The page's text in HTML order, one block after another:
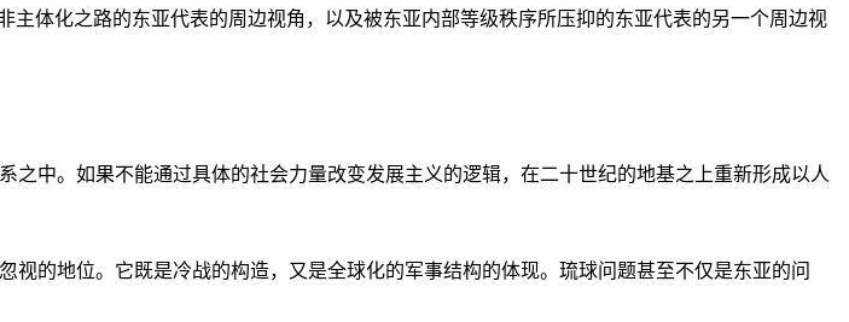
主体化之路的东亚代表的周边视角，以及被东亚内部等级秩序所压抑的东亚代表的另一个周边视
中。如果不能通过具体的社会力量改变发展主义的逻辑，在二十世纪的地基之上重新形成以人
的地位。它既是冷战的构造，又是全球化的军事结构的体现。琉球问题甚至不仅是东亚的问